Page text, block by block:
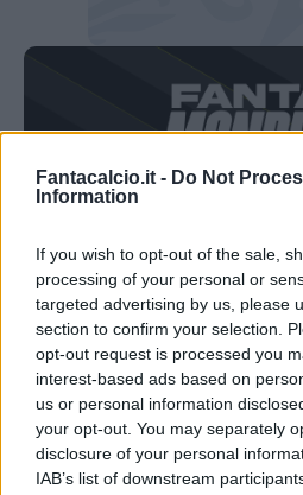
Fantacalcio.it - Do Not
Information
If you wish to opt-out of the sale,
processing of your personal or
targeted advertising by us, please
section to confirm your selection.
opt-out request is processed you
interest-based ads based on
us or personal information
your opt-out. You may separately
disclosure of your personal
IAB’s list of downstream
SCARICA QUI
Canada-Bosnia
il Fantamondiale